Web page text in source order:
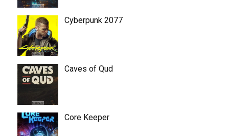
Cyberpunk 2077
Caves of Qud
Core Keeper